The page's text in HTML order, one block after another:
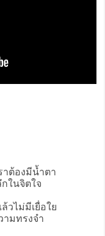
าต้องมีน้ำตา
ในจิตใจ
วไม่มีเยื่อใย
มทรงจำ